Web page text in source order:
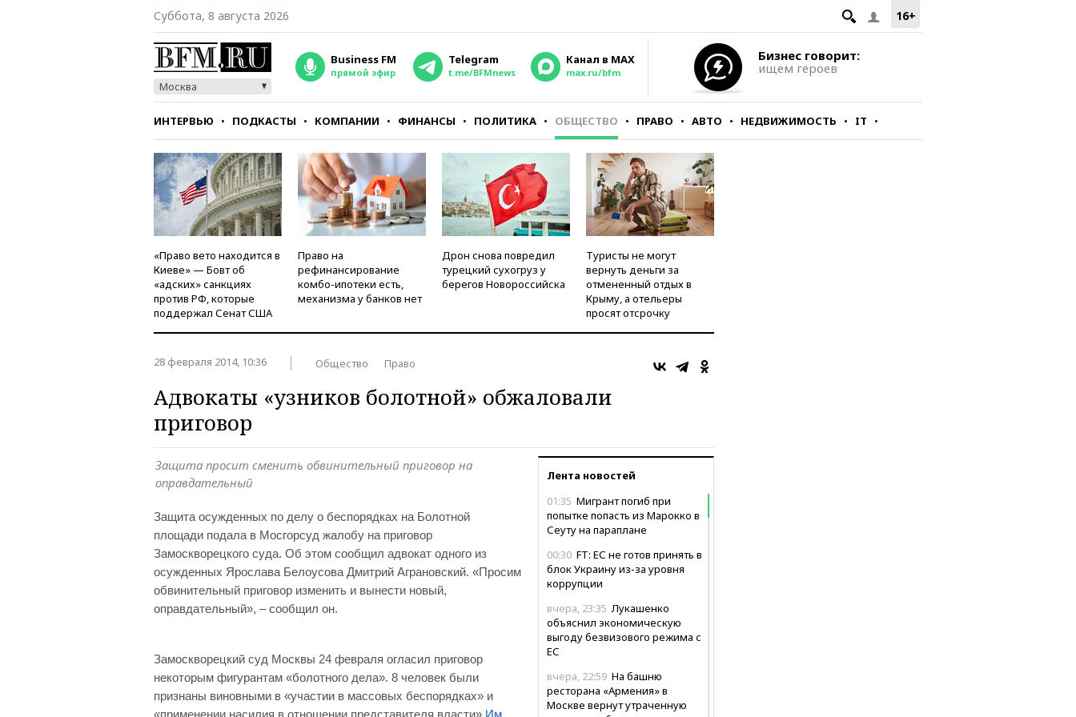
16+
Суббота, 8 августа 2026
Москва
Business FM
прямой эфир
Telegram
t.me/BFMnews
Канал в MAX
max.ru/bfm
Бизнес говорит:
ищем героев
ИНТЕРВЬЮ ПОДКАСТЫ КОМПАНИИ ФИНАНСЫ ПОЛИТИКА ОБЩЕСТВО ПРАВО АВТО НЕДВИЖИМОСТЬ IT
СТИЛЬ ТЕСТЫ
«Право вето находится в
Киеве» — Бовт об
«адских» санкциях
против РФ, которые
поддержал Сенат США
Право на
рефинансирование
комбо-ипотеки есть,
механизма у банков нет
Дрон снова повредил
турецкий сухогруз у
берегов Новороссийска
Туристы не могут
вернуть деньги за
отмененный отдых в
Крыму, а отельеры
просят отсрочку
28 февраля 2014, 10:36 Общество Право
Адвокаты «узников болотной» обжаловали
приговор
Лента новостей
01:35 Мигрант погиб при
попытке попасть из Марокко в
Сеуту на параплане
00:30 FT: ЕС не готов принять в
блок Украину из-за уровня
коррупции
вчера, 23:35 Лукашенко
объяснил экономическую
выгоду безвизового режима с
ЕС
вчера, 22:59 На башню
ресторана «Армения» в
Москве вернут утраченную
Защита просит сменить обвинительный приговор на
оправдательный
Защита осужденных по делу о беспорядках на Болотной
площади подала в Мосгорсуд жалобу на приговор
Замоскворецкого суда. Об этом сообщил адвокат одного из
осужденных Ярослава Белоусова Дмитрий Аграновский. «Просим
обвинительный приговор изменить и вынести новый,
оправдательный», – сообщил он.
Замоскворецкий суд Москвы 24 февраля огласил приговор
некоторым фигурантам «болотного дела». 8 человек были
признаны виновными в «участии в массовых беспорядках» и
«применении насилия в отношении представителя власти».Им